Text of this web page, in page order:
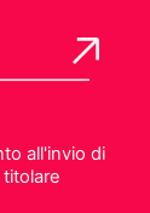
all'invio di